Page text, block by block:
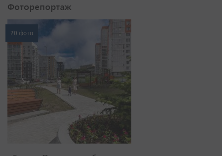
Фоторепортаж
20 фото